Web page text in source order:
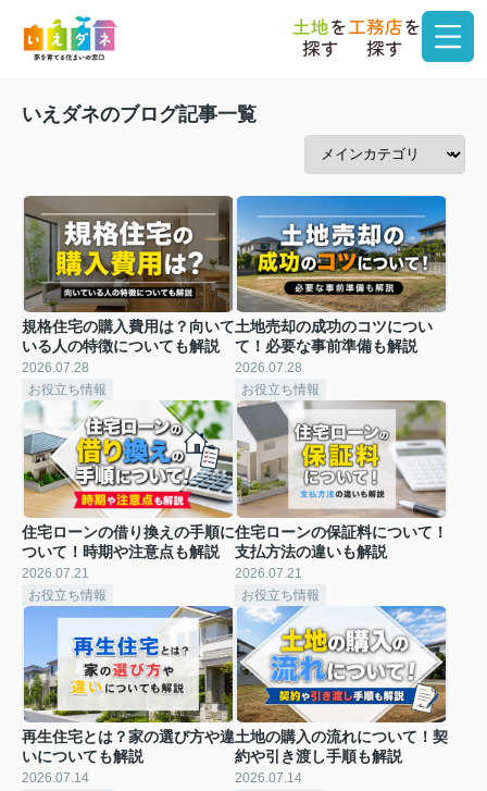
土地を
探す
工務店を
探す
いえダネのブログ記事一覧
規格住宅の購入費用は？向いて
いる人の特徴についても解説
2026.07.28
お役立ち情報
土地売却の成功のコツについ
て！必要な事前準備も解説
2026.07.28
お役立ち情報
住宅ローンの借り換えの手順に
ついて！時期や注意点も解説
2026.07.21
お役立ち情報
住宅ローンの保証料について！
支払方法の違いも解説
2026.07.21
お役立ち情報
再生住宅とは？家の選び方や違
いについても解説
2026.07.14
土地の購入の流れについて！契
約や引き渡し手順も解説
2026.07.14